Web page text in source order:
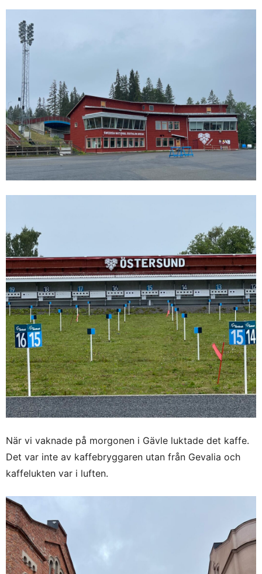
När vi vaknade på morgonen i Gävle luktade det kaffe.
Det var inte av kaffebryggaren utan från Gevalia och
kaffelukten var i luften.